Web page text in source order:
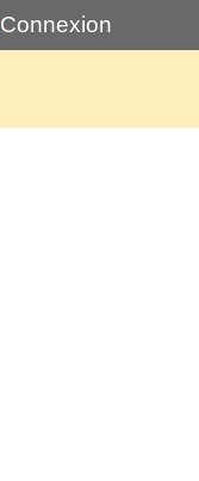
Connexion